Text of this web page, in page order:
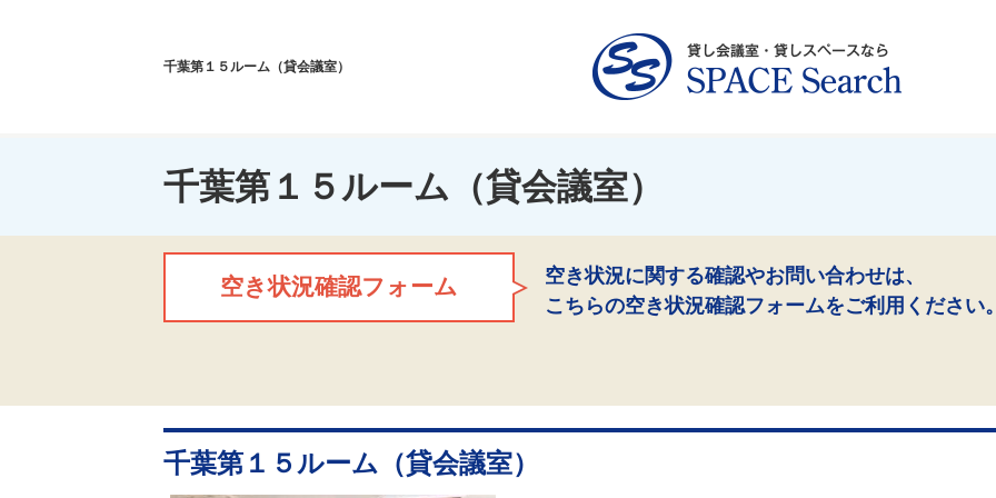
千葉第１５ルーム（貸会議室）
千葉第１５ルーム（貸会議室）
空き状況確認フォーム
空き状況に関する確認やお問い合わせは、
こちらの空き状況確認フォームをご利用ください
千葉第１５ルーム（貸会議室）